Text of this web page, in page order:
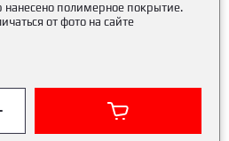
полимерное покрытие.
от фото на сайте